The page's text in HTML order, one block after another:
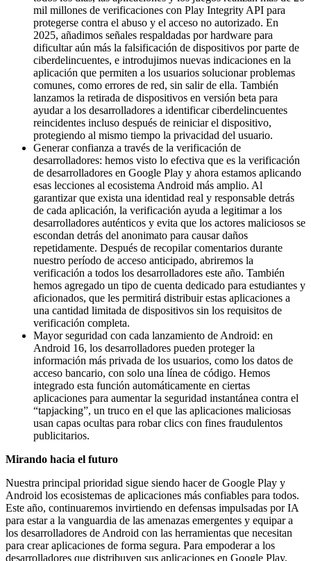
mil millones de verificaciones con Play Integrity API para
protegerse contra el abuso y el acceso no autorizado. En
2025, añadimos señales respaldadas por hardware para
dificultar aún más la falsificación de dispositivos por parte de
ciberdelincuentes, e introdujimos nuevas indicaciones en la
aplicación que permiten a los usuarios solucionar problemas
comunes, como errores de red, sin salir de ella. También
lanzamos la retirada de dispositivos en versión beta para
ayudar a los desarrolladores a identificar ciberdelincuentes
reincidentes incluso después de reiniciar el dispositivo,
protegiendo al mismo tiempo la privacidad del usuario.
Generar confianza a través de la verificación de
desarrolladores: hemos visto lo efectiva que es la verificación
de desarrolladores en Google Play y ahora estamos aplicando
esas lecciones al ecosistema Android más amplio. Al
garantizar que exista una identidad real y responsable detrás
de cada aplicación, la verificación ayuda a legitimar a los
desarrolladores auténticos y evita que los actores maliciosos se
escondan detrás del anonimato para causar daños
repetidamente. Después de recopilar comentarios durante
nuestro período de acceso anticipado, abriremos la
verificación a todos los desarrolladores este año. También
hemos agregado un tipo de cuenta dedicado para estudiantes y
aficionados, que les permitirá distribuir estas aplicaciones a
una cantidad limitada de dispositivos sin los requisitos de
verificación completa.
Mayor seguridad con cada lanzamiento de Android: en
Android 16, los desarrolladores pueden proteger la
información más privada de los usuarios, como los datos de
acceso bancario, con solo una línea de código. Hemos
integrado esta función automáticamente en ciertas
aplicaciones para aumentar la seguridad instantánea contra el
“tapjacking”, un truco en el que las aplicaciones maliciosas
usan capas ocultas para robar clics con fines fraudulentos
publicitarios.
Mirando hacia el futuro
Nuestra principal prioridad sigue siendo hacer de Google Play y
Android los ecosistemas de aplicaciones más confiables para todos.
Este año, continuaremos invirtiendo en defensas impulsadas por IA
para estar a la vanguardia de las amenazas emergentes y equipar a
los desarrolladores de Android con las herramientas que necesitan
para crear aplicaciones de forma segura. Para empoderar a los
desarrolladores que distribuyen sus aplicaciones en Google Play,